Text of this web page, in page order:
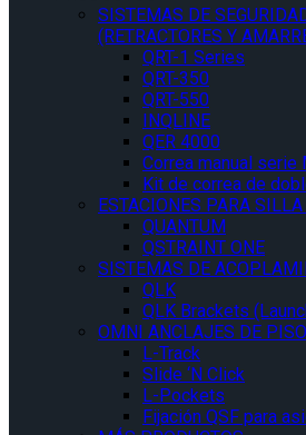
SISTEMAS DE
(RETRACTORES Y
QRT-1 Series
QRT-350
QRT-550
INQLINE
QER 4000
Correa manual serie
Kit de correa de
ESTACIONES PARA
QUANTUM
QSTRAINT ONE
SISTEMAS DE
QLK
QLK Brackets
OMNI ANCLAJES DE PISO
L-Track
Slide ‘N Click
L-Pockets
Fijación QSF para